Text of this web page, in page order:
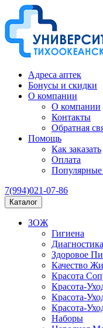
Адреса аптек
Бонусы и скидки
О компании
О компании
Контакты
Обратная
Помощь
Как заказать
Оплата
7(994)021-07-86
Каталог
ЗОЖ
Гигиена
Диагностика
Здоровое
Качество
Красота
Красота-
Красота-
Красота-
Наборы